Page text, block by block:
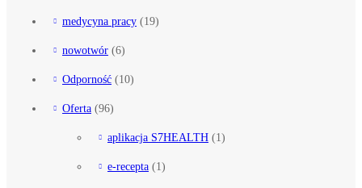
medycyna pracy (19)
nowotwór (6)
Odporność (10)
Oferta (96)
aplikacja S7HEALTH (1)
e-recepta (1)